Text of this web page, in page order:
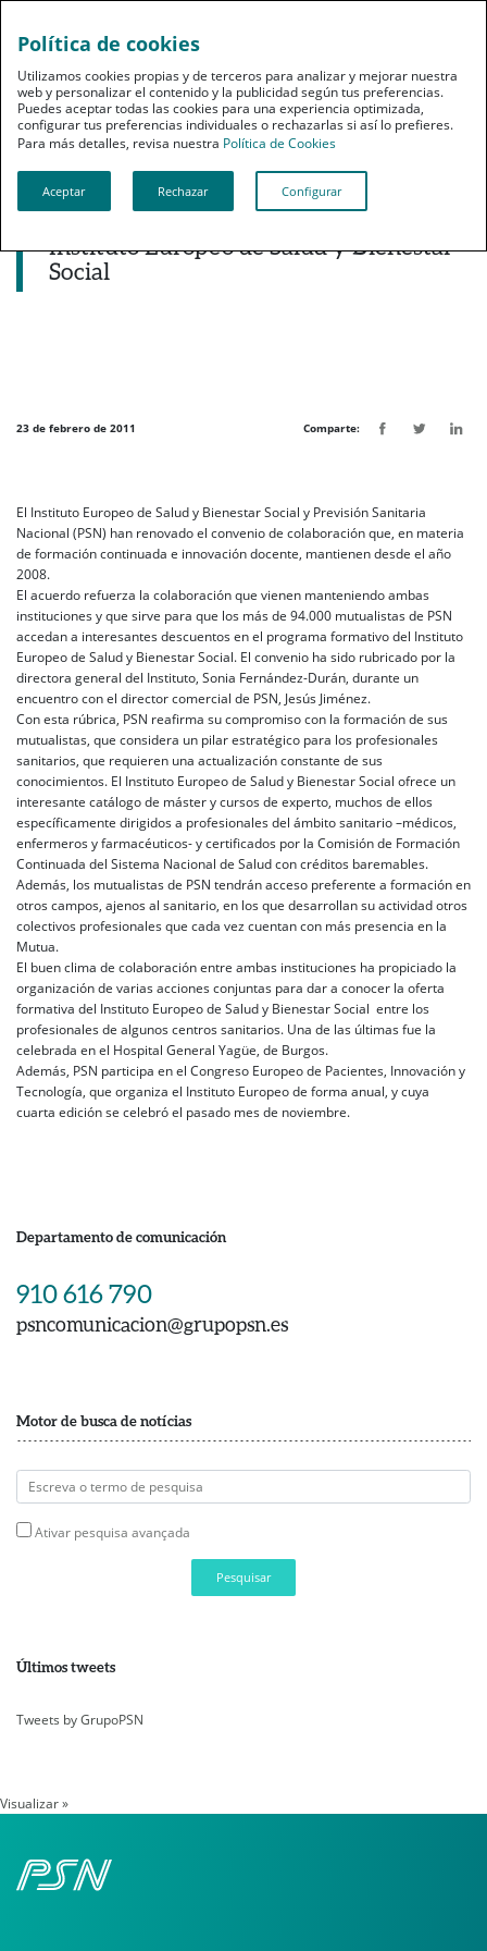
Noticias destacadas
Renovación del convenio entre PSN y el
Instituto Europeo de Salud y Bienestar
Social
23 de febrero de 2011 Comparte:
El Instituto Europeo de Salud y Bienestar Social y Previsión Sanitaria
Nacional (PSN) han renovado el convenio de colaboración que, en materia
de formación continuada e innovación docente, mantienen desde el año
2008.
El acuerdo refuerza la colaboración que vienen manteniendo ambas
instituciones y que sirve para que los más de 94.000 mutualistas de PSN
accedan a interesantes descuentos en el programa formativo del Instituto
Europeo de Salud y Bienestar Social. El convenio ha sido rubricado por la
directora general del Instituto, Sonia Fernández-Durán, durante un
encuentro con el director comercial de PSN, Jesús Jiménez.
Con esta rúbrica, PSN reafirma su compromiso con la formación de sus
mutualistas, que considera un pilar estratégico para los profesionales
sanitarios, que requieren una actualización constante de sus
conocimientos. El Instituto Europeo de Salud y Bienestar Social ofrece un
interesante catálogo de máster y cursos de experto, muchos de ellos
específicamente dirigidos a profesionales del ámbito sanitario –médicos,
enfermeros y farmacéuticos- y certificados por la Comisión de Formación
Continuada del Sistema Nacional de Salud con créditos baremables.
Además, los mutualistas de PSN tendrán acceso preferente a formación en
otros campos, ajenos al sanitario, en los que desarrollan su actividad otros
colectivos profesionales que cada vez cuentan con más presencia en la
Mutua.
El buen clima de colaboración entre ambas instituciones ha propiciado la
organización de varias acciones conjuntas para dar a conocer la oferta
formativa del Instituto Europeo de Salud y Bienestar Social entre los
profesionales de algunos centros sanitarios. Una de las últimas fue la
celebrada en el Hospital General Yagüe, de Burgos.
Además, PSN participa en el Congreso Europeo de Pacientes, Innovación y
Tecnología, que organiza el Instituto Europeo de forma anual, y cuya
cuarta edición se celebró el pasado mes de noviembre.
Departamento de comunicación
910 616 790
psncomunicacion@grupopsn.es
Motor de busca de notícias
Ativar pesquisa avançada
Pesquisar
Últimos tweets
Tweets by GrupoPSN
Visualizar »
Política de cookies
Utilizamos cookies propias y de terceros para analizar y mejorar nuestra
web y personalizar el contenido y la publicidad según tus preferencias.
Puedes aceptar todas las cookies para una experiencia optimizada,
configurar tus preferencias individuales o rechazarlas si así lo prefieres.
Para más detalles, revisa nuestra Política de Cookies
Aceptar Rechazar Configurar